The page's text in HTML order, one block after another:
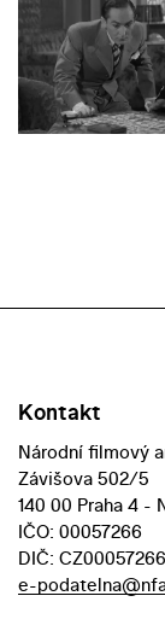
Kontakt
Národní filmový
Závišova 502/5
140 00 Praha 4 -
IČO: 00057266
DIČ: CZ00057266
e-